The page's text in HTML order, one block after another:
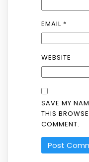
EMAIL *
WEBSITE
SAVE MY
THIS
COMMENT.